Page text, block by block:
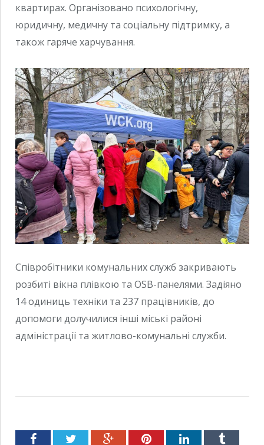
квартирах. Організовано психологічну,
юридичну, медичну та соціальну підтримку, а
також гаряче харчування.
Співробітники комунальних служб закривають
розбиті вікна плівкою та OSB-панелями. Задіяно
14 одиниць техніки та 237 працівників, до
допомоги долучилися інші міські районі
адміністрації та житлово-комунальні служби.
FacebookTwitter Google+PinterestLinkedInTumblr